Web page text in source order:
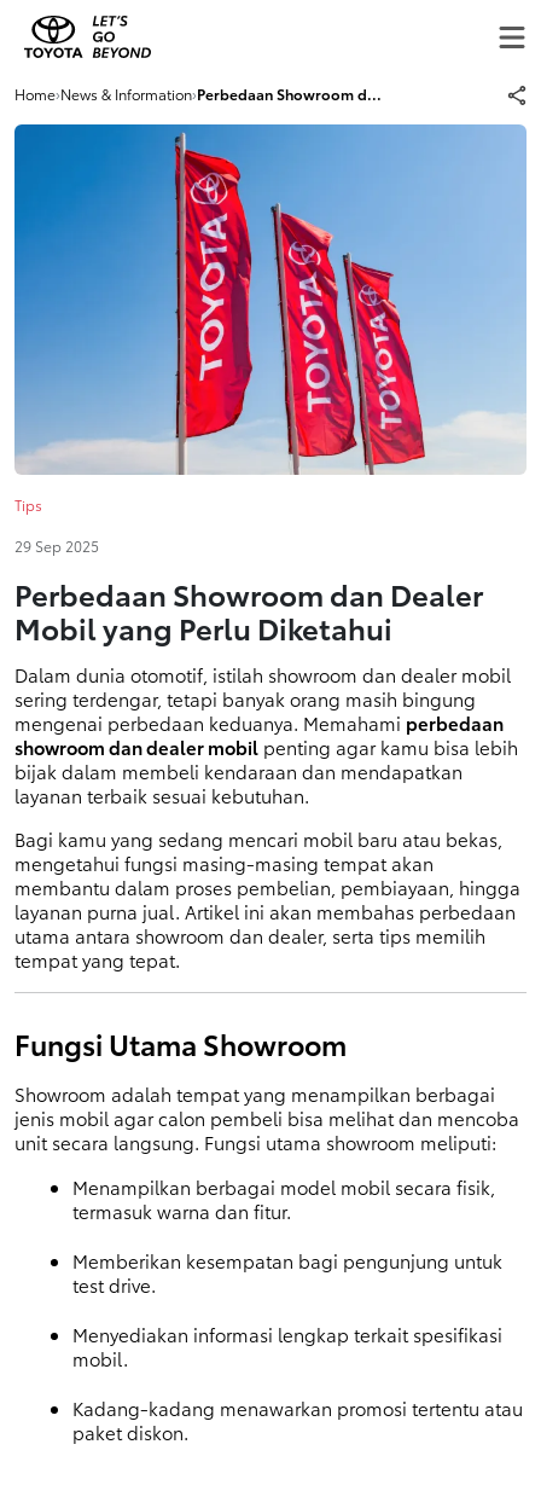
Home›News & Information›Perbedaan Showroom d...
Tips
29 Sep 2025
Perbedaan Showroom dan Dealer
Mobil yang Perlu Diketahui
Dalam dunia otomotif, istilah showroom dan dealer mobil
sering terdengar, tetapi banyak orang masih bingung
mengenai perbedaan keduanya. Memahami perbedaan
showroom dan dealer mobil penting agar kamu bisa lebih
bijak dalam membeli kendaraan dan mendapatkan
layanan terbaik sesuai kebutuhan.
Bagi kamu yang sedang mencari mobil baru atau bekas,
mengetahui fungsi masing-masing tempat akan
membantu dalam proses pembelian, pembiayaan, hingga
layanan purna jual. Artikel ini akan membahas perbedaan
utama antara showroom dan dealer, serta tips memilih
tempat yang tepat.
Fungsi Utama Showroom
Showroom adalah tempat yang menampilkan berbagai
jenis mobil agar calon pembeli bisa melihat dan mencoba
unit secara langsung. Fungsi utama showroom meliputi:
Menampilkan berbagai model mobil secara fisik,
termasuk warna dan fitur.
Memberikan kesempatan bagi pengunjung untuk
test drive.
Menyediakan informasi lengkap terkait spesifikasi
mobil.
Kadang-kadang menawarkan promosi tertentu atau
paket diskon.